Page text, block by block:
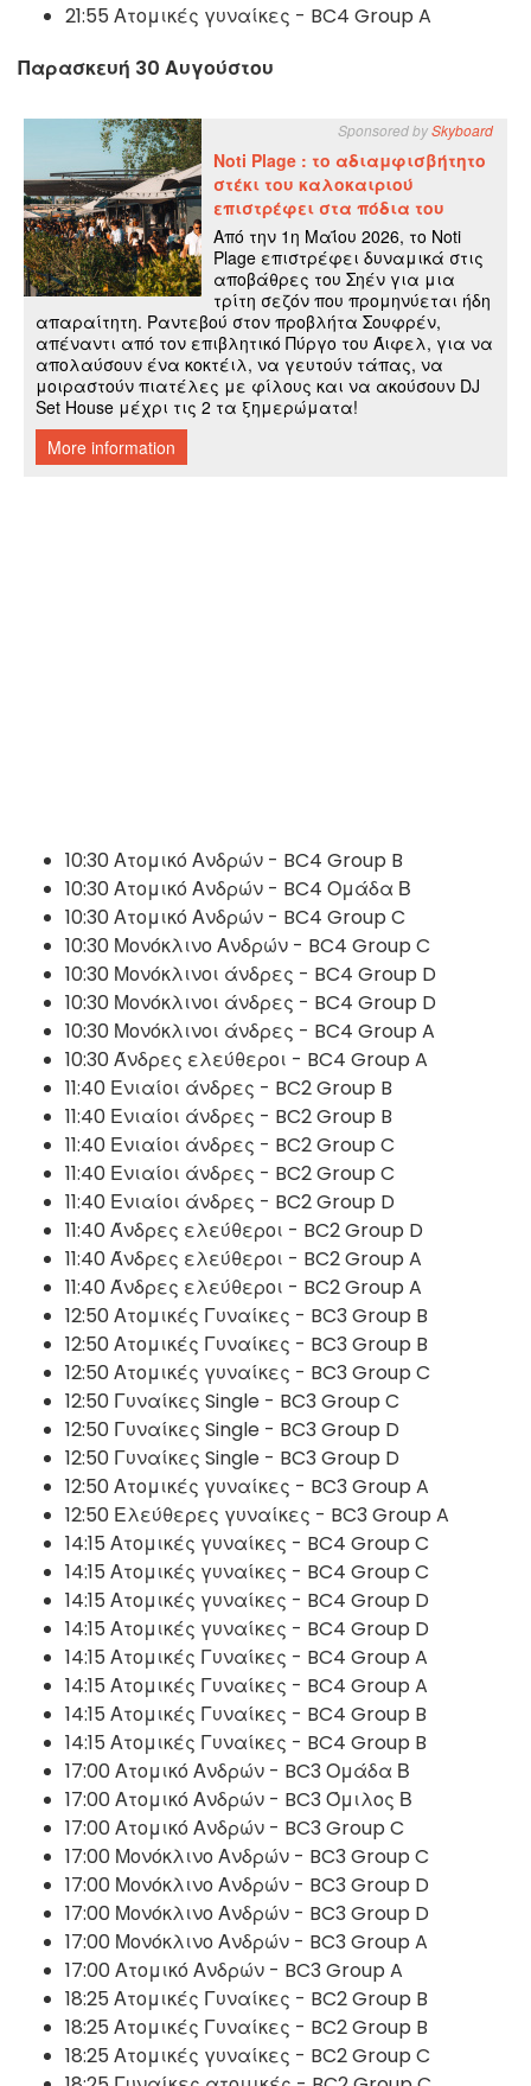
21:55 Ατομικές γυναίκες - BC4 Group A
Παρασκευή 30 Αυγούστου
10:30 Ατομικό Ανδρών - BC4 Group B
10:30 Ατομικό Ανδρών - BC4 Ομάδα Β
10:30 Ατομικό Ανδρών - BC4 Group C
10:30 Μονόκλινο Ανδρών - BC4 Group C
10:30 Μονόκλινοι άνδρες - BC4 Group D
10:30 Μονόκλινοι άνδρες - BC4 Group D
10:30 Μονόκλινοι άνδρες - BC4 Group A
10:30 Άνδρες ελεύθεροι - BC4 Group A
11:40 Ενιαίοι άνδρες - BC2 Group B
11:40 Ενιαίοι άνδρες - BC2 Group B
11:40 Ενιαίοι άνδρες - BC2 Group C
11:40 Ενιαίοι άνδρες - BC2 Group C
11:40 Ενιαίοι άνδρες - BC2 Group D
11:40 Άνδρες ελεύθεροι - BC2 Group D
11:40 Άνδρες ελεύθεροι - BC2 Group A
11:40 Άνδρες ελεύθεροι - BC2 Group A
12:50 Ατομικές Γυναίκες - BC3 Group B
12:50 Ατομικές Γυναίκες - BC3 Group B
12:50 Ατομικές γυναίκες - BC3 Group C
12:50 Γυναίκες Single - BC3 Group C
12:50 Γυναίκες Single - BC3 Group D
12:50 Γυναίκες Single - BC3 Group D
12:50 Ατομικές γυναίκες - BC3 Group A
12:50 Ελεύθερες γυναίκες - BC3 Group A
14:15 Ατομικές γυναίκες - BC4 Group C
14:15 Ατομικές γυναίκες - BC4 Group C
14:15 Ατομικές γυναίκες - BC4 Group D
14:15 Ατομικές γυναίκες - BC4 Group D
14:15 Ατομικές Γυναίκες - BC4 Group A
14:15 Ατομικές Γυναίκες - BC4 Group A
14:15 Ατομικές Γυναίκες - BC4 Group B
14:15 Ατομικές Γυναίκες - BC4 Group B
17:00 Ατομικό Ανδρών - BC3 Ομάδα Β
17:00 Ατομικό Ανδρών - BC3 Όμιλος Β
17:00 Ατομικό Ανδρών - BC3 Group C
17:00 Μονόκλινο Ανδρών - BC3 Group C
17:00 Μονόκλινο Ανδρών - BC3 Group D
17:00 Μονόκλινο Ανδρών - BC3 Group D
17:00 Μονόκλινο Ανδρών - BC3 Group A
17:00 Ατομικό Ανδρών - BC3 Group A
18:25 Ατομικές Γυναίκες - BC2 Group B
18:25 Ατομικές Γυναίκες - BC2 Group B
18:25 Ατομικές γυναίκες - BC2 Group C